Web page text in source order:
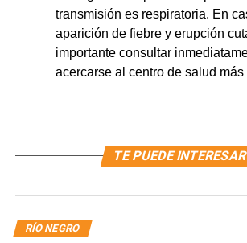
transmisión es respiratoria. En
aparición de fiebre y erupción
importante consultar
acercarse al centro de salud más
TE PUEDE INTERESAR
RÍO NEGRO